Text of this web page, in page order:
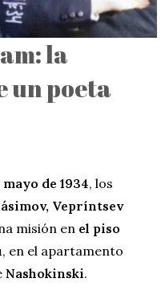
la
un poeta
mayo de 1934, los
Vepríntsev
misión en el piso
, en el apartamento
Nashokinski.